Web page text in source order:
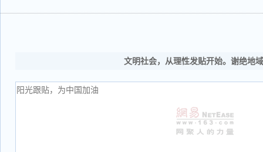
文明社会，从理性发贴开始。谢绝地